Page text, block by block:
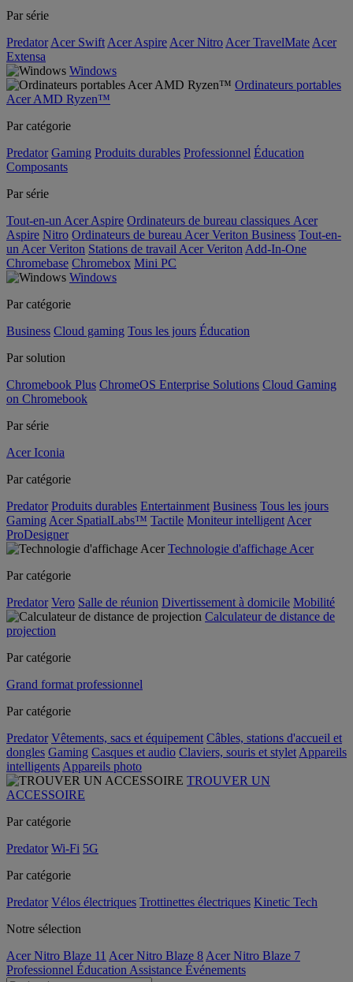
Par série
Predator Acer Swift Acer Aspire Acer Nitro Acer TravelMate Acer
Extensa
Windows
Ordinateurs portables
Acer AMD Ryzen™
Par catégorie
Predator Gaming Produits durables Professionnel Éducation
Composants
Par série
Tout-en-un Acer Aspire Ordinateurs de bureau classiques Acer
Aspire Nitro Ordinateurs de bureau Acer Veriton Business Tout-en-
un Acer Veriton Stations de travail Acer Veriton Add-In-One
Chromebase Chromebox Mini PC
Windows
Par catégorie
Business Cloud gaming Tous les jours Éducation
Par solution
Chromebook Plus ChromeOS Enterprise Solutions Cloud Gaming
on Chromebook
Par série
Acer Iconia
Par catégorie
Predator Produits durables Entertainment Business Tous les jours
Gaming Acer SpatialLabs™ Tactile Moniteur intelligent Acer
ProDesigner
Technologie d'affichage Acer
Par catégorie
Predator Vero Salle de réunion Divertissement à domicile Mobilité
Calculateur de distance de
projection
Par catégorie
Grand format professionnel
Par catégorie
Predator Vêtements, sacs et équipement Câbles, stations d'accueil et
dongles Gaming Casques et audio Claviers, souris et stylet Appareils
intelligents Appareils photo
TROUVER UN
ACCESSOIRE
Par catégorie
Predator Wi-Fi 5G
Par catégorie
Predator Vélos électriques Trottinettes électriques Kinetic Tech
Notre sélection
Acer Nitro Blaze 11 Acer Nitro Blaze 8 Acer Nitro Blaze 7
Professionnel Éducation Assistance Événements